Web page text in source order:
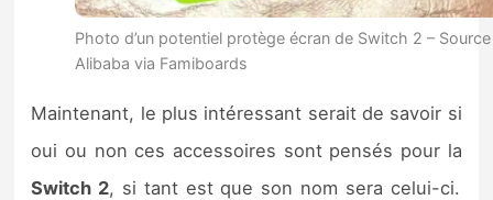
Photo d’un potentiel protège écran de Switch 2 –
Alibaba via Famiboards
Maintenant, le plus intéressant serait de savoir si
oui ou non ces accessoires sont pensés pour la
Switch 2, si tant est que son nom sera celui-ci.